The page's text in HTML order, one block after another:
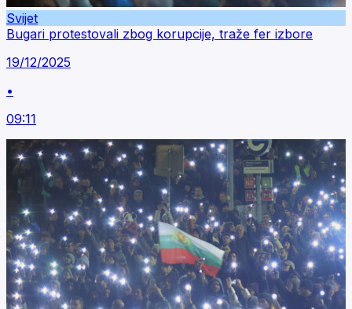
Svijet
Bugari protestovali zbog korupcije, traže fer izbore
19/12/2025
•
09:11